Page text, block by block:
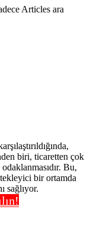
Articles ara
biri, ticaretten çok
Bu,
bir ortamda
sağlıyor.